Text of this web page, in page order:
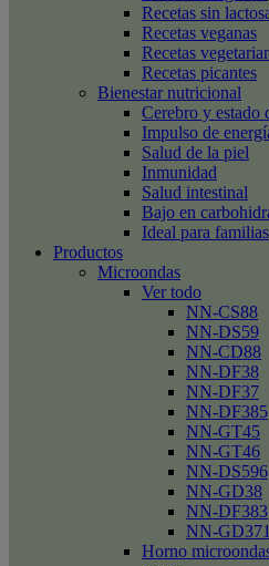
Recetas sin
Recetas veganas
Recetas
Recetas picantes
Bienestar nutricional
Cerebro y estado
Impulso de
Salud de la piel
Inmunidad
Salud intestinal
Bajo en
Ideal para familias
Productos
Microondas
Ver todo
NN-CS88
NN-DS59
NN-CD88
NN-DF38
NN-DF37
NN-DF385
NN-GT45
NN-GT46
NN-DS596
NN-GD38
NN-DF383
NN-GD371
Horno